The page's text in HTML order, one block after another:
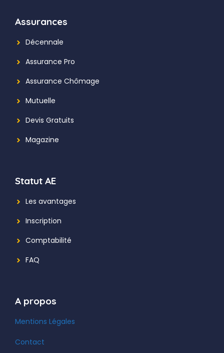
Assurances
Décennale
Assurance Pro
Assurance Chômage
Mutuelle
Devis Gratuits
Magazine
Statut AE
Les avantages
Inscription
Comptabilité
FAQ
A propos
Mentions Légales
Contact